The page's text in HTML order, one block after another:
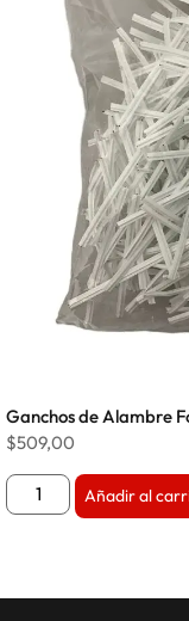
Ganchos de Alambre
$509,00
Añadir al